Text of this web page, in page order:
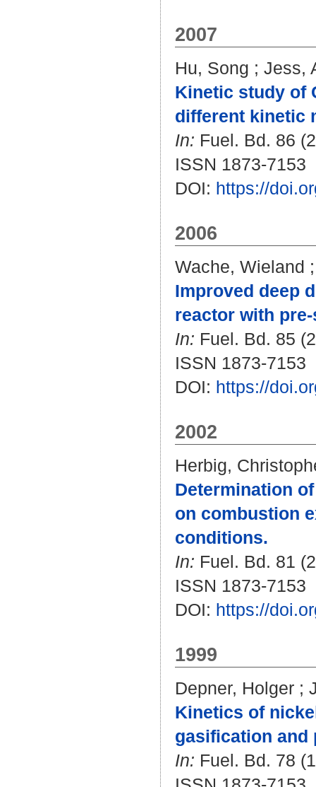
2007
Hu, Song ; Jess,
Kinetic study of
different kinetic
In: Fuel. Bd. 86
ISSN 1873-7153
DOI: https://
2006
Wache, Wieland
Improved deep
reactor with
In: Fuel. Bd. 85
ISSN 1873-7153
DOI: https://
2002
Herbig,
Determination
on combustion
conditions.
In: Fuel. Bd. 81
ISSN 1873-7153
DOI: https://
1999
Depner, Holger ;
Kinetics of
gasification
In: Fuel. Bd. 78